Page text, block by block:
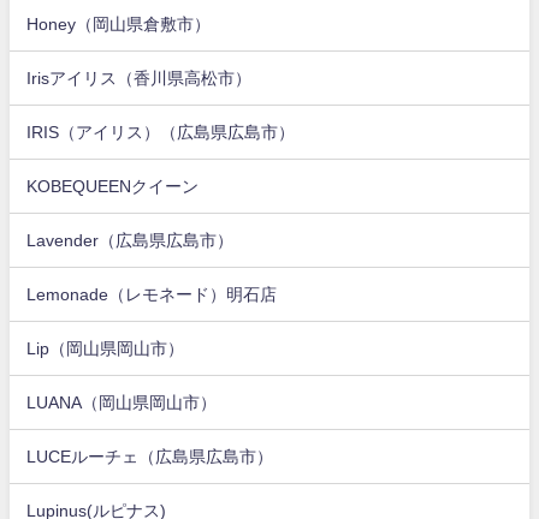
Honey（岡山県倉敷市）
Irisアイリス（香川県高松市）
IRIS（アイリス）（広島県広島市）
KOBEQUEENクイーン
Lavender（広島県広島市）
Lemonade（レモネード）明石店
Lip（岡山県岡山市）
LUANA（岡山県岡山市）
LUCEルーチェ（広島県広島市）
Lupinus(ルピナス)